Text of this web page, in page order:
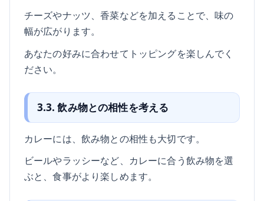
チーズやナッツ、香菜などを加えることで、味の
幅が広がります。
あなたの好みに合わせてトッピングを楽しんでく
ださい。
3.3. 飲み物との相性を考える
カレーには、飲み物との相性も大切です。
ビールやラッシーなど、カレーに合う飲み物を選
ぶと、食事がより楽しめます。